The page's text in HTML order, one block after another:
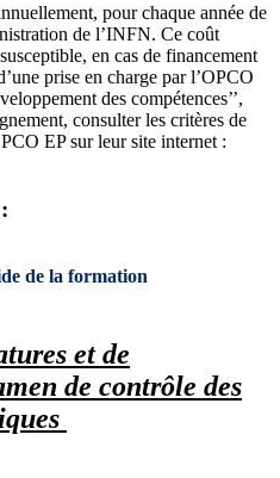
pour chaque année de
de l’INFN. Ce coût
en cas de financement
prise en charge par l’OPCO
des compétences’’,
consulter les critères de
EP sur leur site internet :
de la formation
et de
de contrôle des